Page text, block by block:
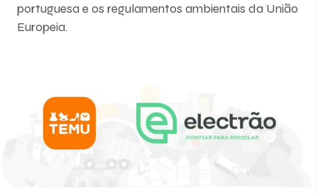
portuguesa e os regulamentos ambientais da União
Europeia.